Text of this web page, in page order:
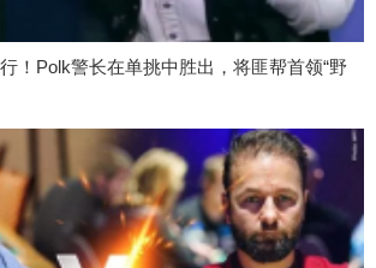
！Polk警长在单挑中胜出，将匪帮首领“野